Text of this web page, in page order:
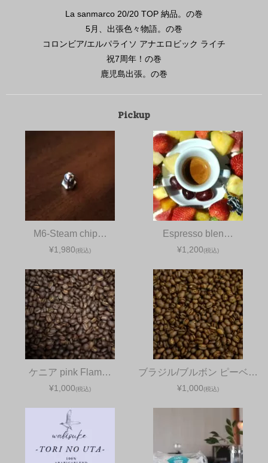
La sanmarco 20/20 TOP 納品。の巻
5月、出張色々物語。の巻
コロンビア/エルパライソ アナエロビック ライチ
祝7周年！の巻
鹿児島出張。の巻
Pickup
M6-Steam chip…
¥1,980(税込)
Espresso blen…
¥1,200(税込)
ケニア pink Flam…
¥1,000(税込)
ブラジル/ブルボン ピーベ…
¥1,000(税込)